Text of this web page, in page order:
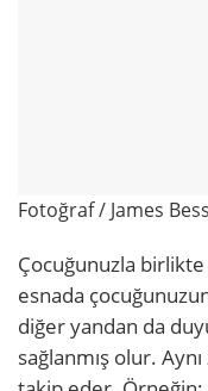
Fotoğraf / James
Çocuğunuzla
esnada
diğer yandan da
sağlanmış olur.